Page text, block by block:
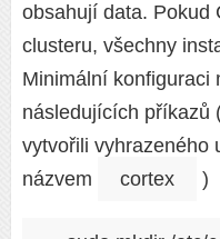
obsahují data. Pokud
clusteru, všechny
Minimální konfiguraci
následujících příkazů
vytvořili vyhrazeného
názvem
cortex )